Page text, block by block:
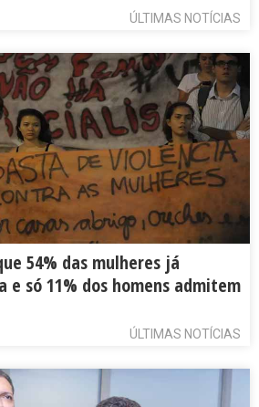
ÚLTIMAS NOTÍCIAS
54% das mulheres já
e só 11% dos homens admitem
ÚLTIMAS NOTÍCIAS